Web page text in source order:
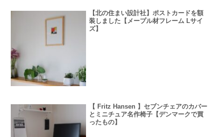
【北の住まい設計社】ポストカードを額
装しました【メープル材フレーム Lサイ
ズ】
【 Fritz Hansen 】セブンチェアのカバー
とミニチュア名作椅子【デンマークで買
ったもの】